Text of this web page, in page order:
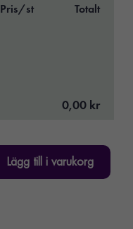
Pris/st Totalt
0,00 kr
Lägg till i varukorg